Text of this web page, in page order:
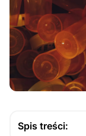
Spis treści: